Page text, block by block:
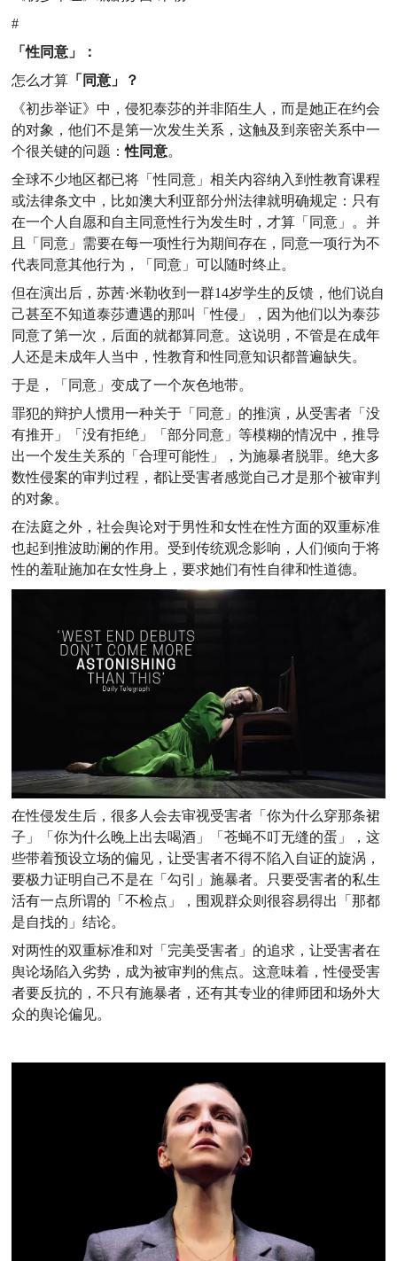
#
「性同意」：
怎么才算 「同意」？
《初步举证》中，侵犯泰莎的并非陌生人，而是她正在约会
的对象，他们不是第一次发生关系，这触及到亲密关系中一
个很关键的问题：性同意。
全球不少地区都已将「性同意」相关内容纳入到性教育课程
或法律条文中，比如澳大利亚部分州法律就明确规定：只有
在一个人自愿和自主同意性行为发生时，才算「同意」。并
且「同意」需要在每一项性行为期间存在，同意一项行为不
代表同意其他行为，「同意」可以随时终止。
但在演出后，苏茜·米勒收到一群14岁学生的反馈，他们说自
己甚至不知道泰莎遭遇的那叫「性侵」， 因为他们以为泰莎
同意了第一次，后面的就都算同意。这说明，不管是在成年
人还是未成年人当中，性教育和性同意知识都普遍缺失。
于是，「同意」变成了一个灰色地带。
罪犯的辩护人惯用一种关于「同意」的推演， 从受害者「没
有推开」「没有拒绝」「部分同意」等模糊的情况中，推导
出一个发生关系的「合理可能性」，为施暴者脱罪。绝大多
数性侵案的审判过程，都让受害者感觉自己才是那个被审判
的对象。
在法庭之外，社会舆论对于男性和女性在性方面的双重标准
也起到推波助澜的作用。受到传统观念影响，人们倾向于将
性的羞耻施加在女性身上，要求她们有性自律和性道德。
在性侵发生后，很多人会去审视受害者「你为什么穿那条裙
子」「你为什么晚上出去喝酒」「苍蝇不叮无缝的蛋」，这
些带着预设立场的偏见，让受害者不得不陷入自证的旋涡，
要极力证明自己不是在「勾引」施暴者。只要受害者的私生
活有一点所谓的「不检点」，围观群众则很容易得出「那都
是自找的」结论。
对两性的双重标准和对「完美受害者」的追求，让受害者在
舆论场陷入劣势，成为被审判的焦点。这意味着，性侵受害
者要反抗的，不只有施暴者，还有其专业的律师团和场外大
众的舆论偏见。